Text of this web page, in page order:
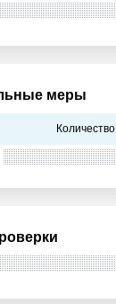
меры
Количество